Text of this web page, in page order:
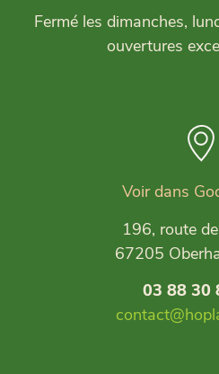
Fermé les dimanches,
ouvertures
Voir dans
196, route
67205
03 88 30